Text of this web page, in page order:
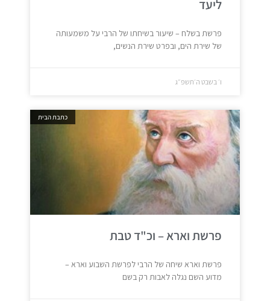
ליעד
פרשת בשלח – שיעור בשיחתו של הרבי על משמעותה
של שירת הים, ובפרט שירת הנשים,
ו׳ בשבט ה׳תשפ״ג
כתבת הבית
פרשת וארא – וכ"ד טבת
פרשת וארא שיחה של הרבי לפרשת השבוע וארא –
מדוע השם נגלה לאבות רק בשם